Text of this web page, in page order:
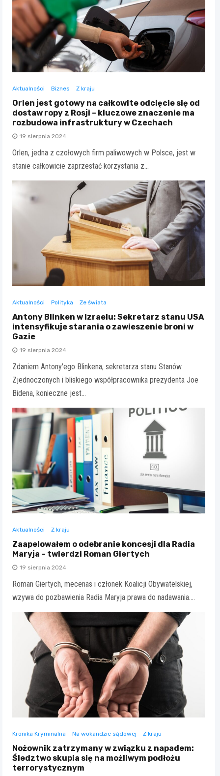
Aktualności Biznes Z kraju
Orlen jest gotowy na całkowite odcięcie się od
dostaw ropy z Rosji – kluczowe znaczenie ma
rozbudowa infrastruktury w Czechach
19 sierpnia 2024
Orlen, jedna z czołowych firm paliwowych w Polsce, jest w
stanie całkowicie zaprzestać korzystania z…
Aktualności Polityka Ze świata
Antony Blinken w Izraelu: Sekretarz stanu USA
intensyfikuje starania o zawieszenie broni w
Gazie
19 sierpnia 2024
Zdaniem Antony'ego Blinkena, sekretarza stanu Stanów
Zjednoczonych i bliskiego współpracownika prezydenta Joe
Bidena, konieczne jest…
Aktualności Z kraju
Zaapelowałem o odebranie koncesji dla Radia
Maryja – twierdzi Roman Giertych
19 sierpnia 2024
Roman Giertych, mecenas i członek Koalicji Obywatelskiej,
wzywa do pozbawienia Radia Maryja prawa do nadawania.…
Kronika Kryminalna Na wokandzie sądowej Z kraju
Nożownik zatrzymany w związku z napadem:
Śledztwo skupia się na możliwym podłożu
terrorystycznym